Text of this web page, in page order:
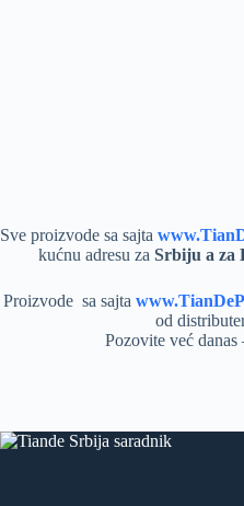
Sve proizvode sa sajta
kućnu adresu za Srbiju a za
Proizvode sa sajta
od
Pozovite već danas